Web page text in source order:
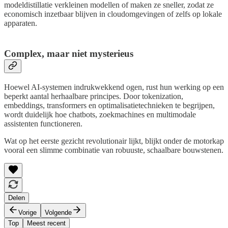
modeldistillatie verkleinen modellen of maken ze sneller, zodat ze
economisch inzetbaar blijven in cloudomgevingen of zelfs op lokale
apparaten.
Complex, maar niet mysterieus
Hoewel AI-systemen indrukwekkend ogen, rust hun werking op een
beperkt aantal herhaalbare principes. Door tokenization,
embeddings, transformers en optimalisatietechnieken te begrijpen,
wordt duidelijk hoe chatbots, zoekmachines en multimodale
assistenten functioneren.
Wat op het eerste gezicht revolutionair lijkt, blijkt onder de motorkap
vooral een slimme combinatie van robuuste, schaalbare bouwstenen.
Delen
Vorige
Volgende
Top
Meest recent